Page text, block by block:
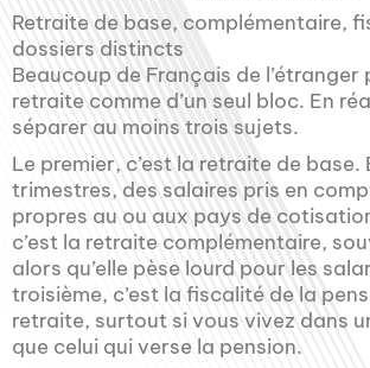
Retraite de base, complémentaire,
dossiers distincts
Beaucoup de Français de l’étranger
retraite comme d’un seul bloc. En
séparer au moins trois sujets.
Le premier, c’est la retraite de base.
trimestres, des salaires pris en
propres au ou aux pays de
c’est la retraite complémentaire,
alors qu’elle pèse lourd pour les
troisième, c’est la fiscalité de la
retraite, surtout si vous vivez dans
que celui qui verse la pension.